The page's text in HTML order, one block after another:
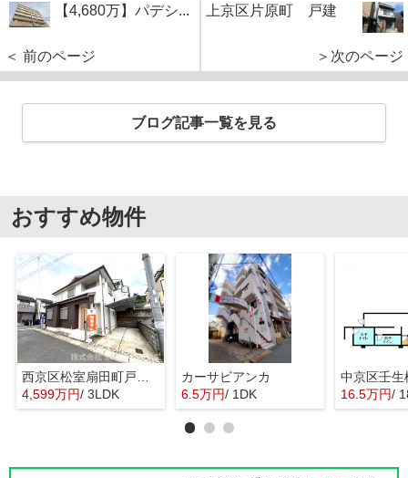
【4,680万】パデシ...
＜ 前のページ
上京区片原町 戸建
＞次のページ
ブログ記事一覧を見る
おすすめ物件
4,599万円/ 3LDK
カーサビアンカ
6.5万円/ 1DK 16.5万円/